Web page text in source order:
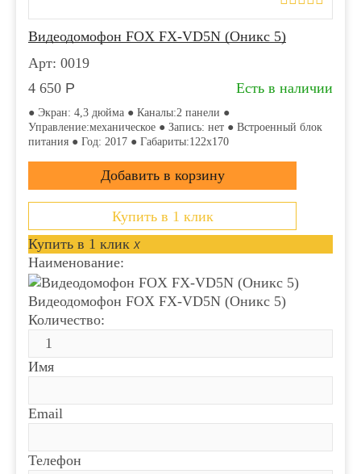
Видеодомофон FOX FX-VD5N (Оникс 5)
Арт: 0019
4 650 Р Есть в наличии
● Экран: 4,3 дюйма ● Каналы:2 панели ●
Управление:механическое ● Запись: нет ● Встроенный блок
питания ● Год: 2017 ● Габариты:122x170
Купить в 1 клик
Купить в 1 клик x
Наименование:
Видеодомофон FOX FX-VD5N (Оникс 5)
Количество:
Имя
Email
Телефон